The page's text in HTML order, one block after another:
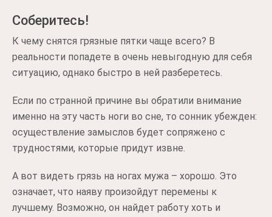
Соберитесь!
К чему снятся грязные пятки чаще всего? В
реальности попадете в очень невыгодную для себя
ситуацию, однако быстро в ней разберетесь.
Если по странной причине вы обратили внимание
именно на эту часть ноги во сне, то сонник убежден:
осуществление замыслов будет сопряжено с
трудностями, которые придут извне.
А вот видеть грязь на ногах мужа – хорошо. Это
означает, что наяву произойдут перемены к
лучшему. Возможно, он найдет работу хоть и